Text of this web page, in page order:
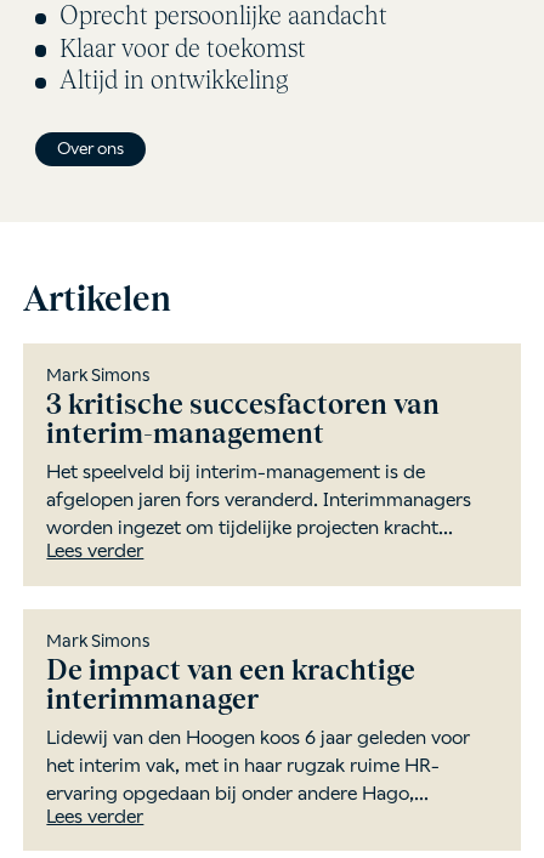
Oprecht persoonlijke aandacht
Klaar voor de toekomst
Altijd in ontwikkeling
Over ons
Artikelen
Mark Simons
3 kritische succesfactoren van
interim-management
Het speelveld bij interim-management is de
afgelopen jaren fors veranderd. Interimmanagers
worden ingezet om tijdelijke projecten kracht...
Lees verder
Mark Simons
De impact van een krachtige
interimmanager
Lidewij van den Hoogen koos 6 jaar geleden voor
het interim vak, met in haar rugzak ruime HR-
ervaring opgedaan bij onder andere Hago,...
Lees verder